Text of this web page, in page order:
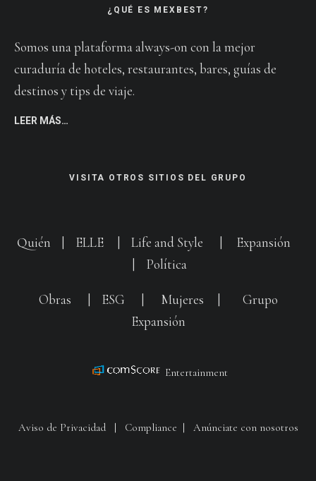
¿QUÉ ES MEXBEST?
Somos una plataforma always-on con la mejor
curaduría de hoteles, restaurantes, bares, guías de
destinos y tips de viaje.
LEER MÁS…
VISITA OTROS SITIOS DEL GRUPO
Quién ELLE Life and Style
Expansión
Política
Obras ESG Mujeres
Grupo
Expansión
Entertainment
Aviso de Privacidad| Compliance Anúnciate con nosotros